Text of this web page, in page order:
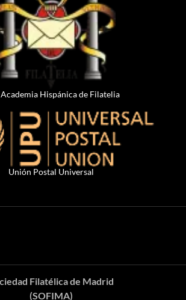
Academia Hispánica de Filatelia
Unión Postal Universal
Filatélica de Madrid
(SOFIMA)